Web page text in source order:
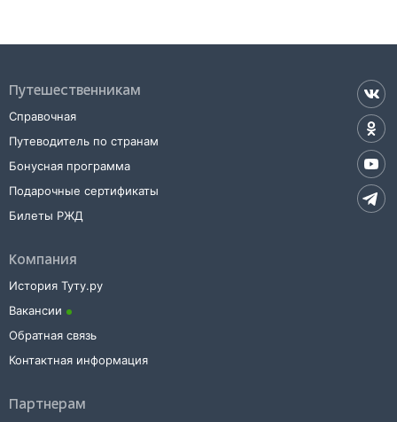
Путешественникам
Справочная
Путеводитель по странам
Бонусная программа
Подарочные сертификаты
Билеты РЖД
Компания
История Туту.ру
Вакансии
Обратная связь
Контактная информация
Партнерам